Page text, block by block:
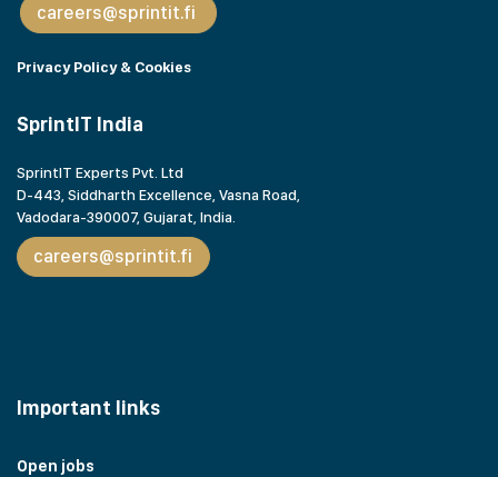
careers@sprintit.fi
Privacy Policy & Cookies
SprintIT India
SprintIT Experts Pvt. Ltd
D-443, Siddharth Excellence, Vasna Road,
Vadodara-390007, Gujarat, India.
careers@sprintit.fi
Important links
Open jobs